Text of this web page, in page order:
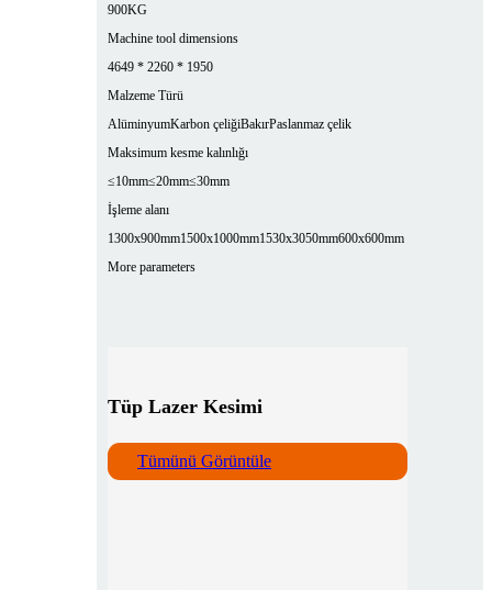
900KG
Machine tool dimensions
4649 * 2260 * 1950
Malzeme Türü
AlüminyumKarbon çeliğiBakırPaslanmaz çelik
Maksimum kesme kalınlığı
≤10mm≤20mm≤30mm
İşleme alanı
1300x900mm1500x1000mm1530x3050mm600x600mm
More parameters
Tüp Lazer Kesimi
Tümünü Görüntüle